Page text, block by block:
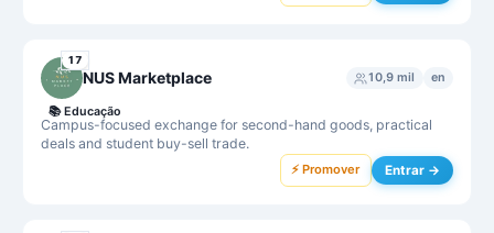
17
NUS Marketplace 10,9 mil en
Campus-focused exchange for second-hand goods, practical
deals and student buy-sell trade.
📚 Educação
⚡ Promover Entrar →